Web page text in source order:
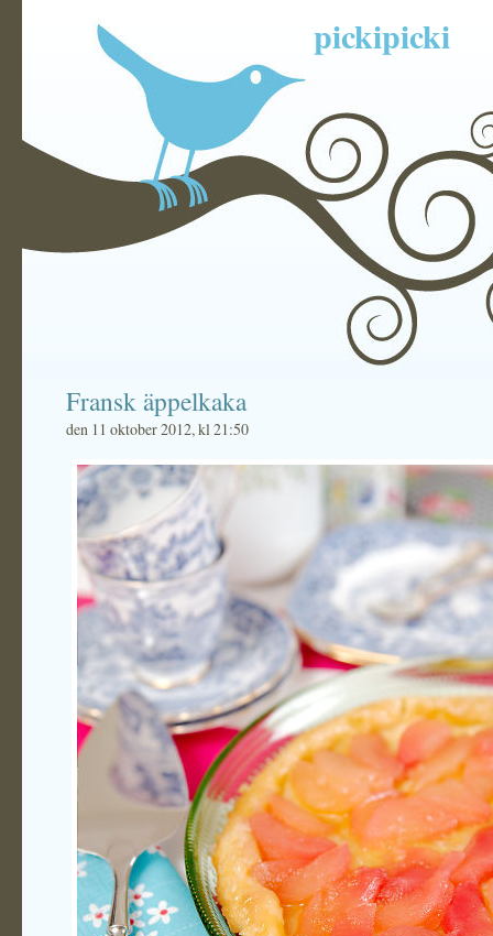
pickipicki
Fransk äppelkaka
den 11 oktober 2012, kl 21:50